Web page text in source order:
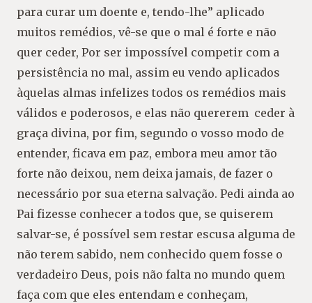
para curar um doente e, tendo-lhe” aplicado
muitos remédios, vê-se que o mal é forte e não
quer ceder, Por ser impossível competir com a
persistência no mal, assim eu vendo aplicados
àquelas almas infelizes todos os remédios mais
válidos e poderosos, e elas não quererem ceder à
graça divina, por fim, segundo o vosso modo de
entender, ficava em paz, embora meu amor tão
forte não deixou, nem deixa jamais, de fazer o
necessário por sua eterna salvação. Pedi ainda ao
Pai fizesse conhecer a todos que, se quiserem
salvar-se, é possível sem restar escusa alguma de
não terem sabido, nem conhecido quem fosse o
verdadeiro Deus, pois não falta no mundo quem
faça com que eles entendam e conheçam,